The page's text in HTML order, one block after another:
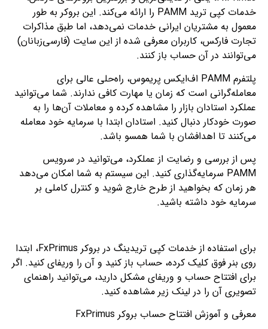
خدمات کپی ترید PAMM را ارائه می‌کند. این بروکر به طور
معمول به مشتریان ایرانی خدمات نمی‌دهد، اما طبق مذاکرات
تجارت فارکس، کاربران معرفی شده از این سایت (فارسی‌زبانان)
می‌توانند در آن حساب باز کنند.
پلتفرم PAMM اف‌ایکس پریموس، راه‌حلی عالی برای
معامله‌گرانی است که زمان یا مهارت کافی ندارند. شما می‌توانید
عملکرد استادان بازار را مشاهده کرده و معاملات آن‌ها را به
صورت خودکار دنبال کنید. استادان ابتدا با سرمایه خود معامله
می‌کنند تا اهدافشان با شما همسو باشد.
پس از بررسی و رضایت از عملکرد، می‌توانید در سرویس
PAMM سرمایه‌گذاری کنید. این سیستم به شما امکان می‌دهد
هر زمان که بخواهید از طرح خارج شوید و کنترل کاملی بر
سرمایه خود داشته باشید.
برای استفاده از خدمات کپی تریدینگ در بروکر FxPrimus، ابتدا
روی بنر فوق کلیک کرده، حساب باز کنید و آن را وریفای کنید. اگر
برای افتتاح حساب و وریفای مشکل دارید، می‌توانید راهنمای
تصویری آن را در لینک زیر مشاهده کنید.
معرفی و آموزش افتتاح حساب بروکر FxPrimus